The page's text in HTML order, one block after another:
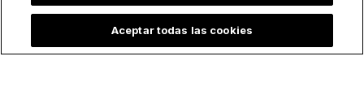
Correo
Aceptar todas las cookies